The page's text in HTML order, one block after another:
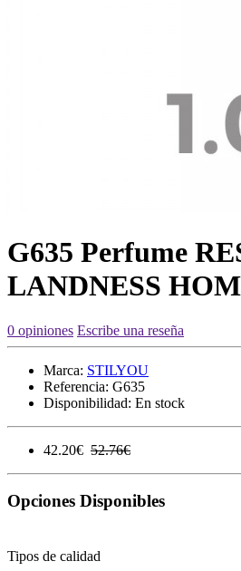
G635 Perfume
LANDNESS
0 opiniones Escribe una reseña
Marca: STILYOU
Referencia: G635
Disponibilidad: En stock
42.20€ 52.76€
Opciones Disponibles
Tipos de calidad